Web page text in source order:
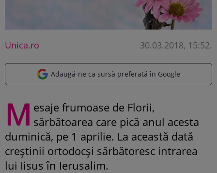
Unica.ro 30.03.2018, 15:52.
Adaugă-ne ca sursă preferată în Google
M esaje frumoase de Florii,
sărbătoarea care pică anul acesta
duminică, pe 1 aprilie. La această dată
creștinii ortodocși sărbătoresc intrarea
lui Iisus în Ierusalim.